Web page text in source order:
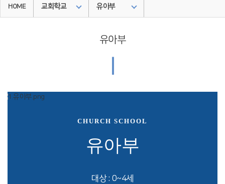
HOME 교회학교 유아부
유아부
CHURCH SCHOOL
유아부
대상 : 0~4세